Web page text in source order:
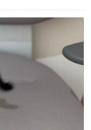
wwwwww セ